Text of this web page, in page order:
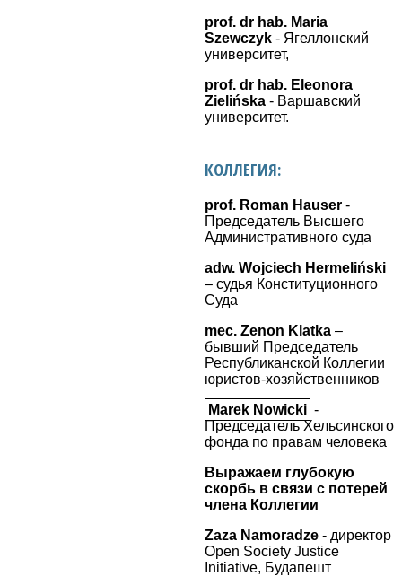
prof. dr hab. Maria
Szewczyk - Ягеллонский
университет,
prof. dr hab. Eleonora
Zielińska - Варшавский
университет.
КОЛЛЕГИЯ:
prof. Roman Hauser -
Председатель Высшего
Административного суда
adw. Wojciech Hermeliński
– судья Конституционного
Суда
mec. Zenon Klatka –
бывший Председатель
Республиканской Коллегии
юристов-хозяйственников
Marek Nowicki -
Председатель Хельсинского
фонда по правам человека
Выражаем глубокую
скорбь в связи с потерей
члена Коллегии
Zaza Namoradze - директор
Open Society Justice
Initiative, Будапешт